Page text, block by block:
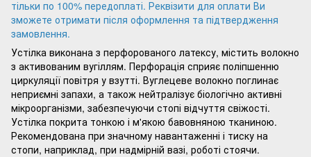
тільки по 100% передоплаті. Реквізити для оплати Ви
зможете отримати після оформлення та підтвердження
замовлення.
Устілка виконана з перфорованого латексу, містить волокно
з активованим вугіллям. Перфорація сприяє поліпшенню
циркуляції повітря у взутті. Вуглецеве волокно поглинає
неприємні запахи, а також нейтралізує біологічно активні
мікроорганізми, забезпечуючи стопі відчуття свіжості.
Устілка покрита тонкою і м'якою бавовняною тканиною.
Рекомендована при значному навантаженні і тиску на
стопи, наприклад, при надмірній вазі, роботі стоячи.